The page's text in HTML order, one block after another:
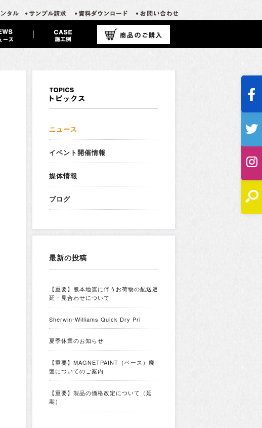
ニュース
イベント開催情報
媒体情報
ブログ
最新の投稿
【重要】熊本地震に伴うお荷物の配送遅
延・見合わせについて
Sherwin-Williams Quick Dry Pri
夏季休業のお知らせ
【重要】MAGNETPAINT（ベース）廃
盤についてのご案内
【重要】製品の価格改定について（延
期）